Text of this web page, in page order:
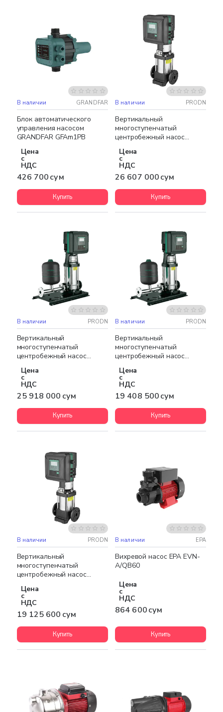
В наличии GRANDFAR
Блок автоматического
управления насосом
GRANDFAR GFAm1PB
Цена
с
НДС
426 700 сум
Купить
НОВИНКА
Бесплатная доставка
В наличии PRODN
Вертикальный
многоступенчатый
центробежный насос
Цена
с
НДС
26 607 000 сум
Купить
НОВИНКА
Бесплатная доставка
В наличии PRODN
Вертикальный
многоступенчатый
центробежный насос
Цена
с
НДС
25 918 000 сум
Купить
НОВИНКА
Бесплатная доставка
В наличии PRODN
Вертикальный
многоступенчатый
центробежный насос
Цена
с
НДС
19 408 500 сум
Купить
НОВИНКА
Бесплатная доставка
В наличии PRODN
Вертикальный
многоступенчатый
центробежный насос
Цена
с
НДС
19 125 600 сум
Купить
В наличии EPA
Вихревой насос EPA EVN-
A/QB60
Цена
с
НДС
864 600 сум
Купить